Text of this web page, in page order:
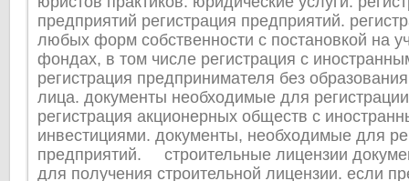
предприятий регистрация предприятий.
любых форм собственности с постановкой на
фондах, в том числе регистрация с
регистрация предпринимателя без
лица. документы необходимые для
регистрация акционерных обществ с
инвестициями. документы, необходимые для
предприятий. строительные лицензии
для получения строительной лицензии. если